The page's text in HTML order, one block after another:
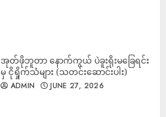
အုတ်ဖိုဘူတာ နောက်ကွယ် ပဲခူးရိုးမခြေရင်း
မှ ငိုရှိုက်သံများ (သတင်းဆောင်းပါး)
ADMIN JUNE 27, 2026